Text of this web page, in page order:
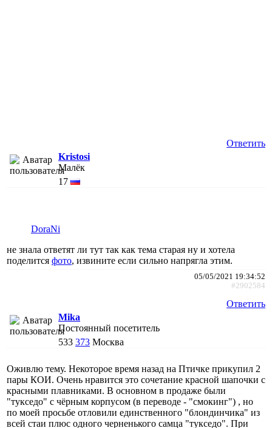
Ответить
Kristosi
Малёк
17
DoraNi
не знала ответят ли тут так как тема старая ну и хотела
поделится фото, извините если сильно напрягла этим.
05/05/2021 19:34:52
#2902584
Ответить
Mika
Постоянный посетитель
533 373 Москва
Оживлю тему. Некоторое время назад на Птичке прикупил 2
пары КОИ. Очень нравится это сочетание красной шапочки с
красными плавниками. В основном в продаже были
"тукседо" с чёрным корпусом (в переводе - "смокинг") , но
по моей просьбе отловили единственного "блондинчика" из
всей стаи плюс одного черненького самца "тукседо". При